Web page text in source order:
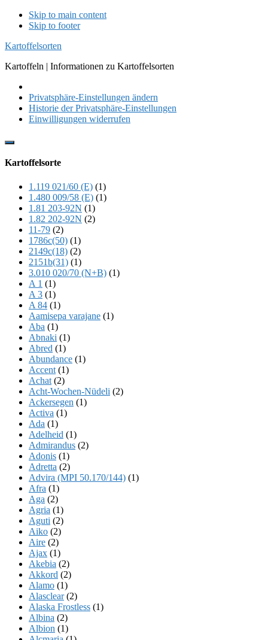
Skip to main content
Skip to footer
Kartoffelsorten
Kartoffeln | Informationen zu Kartoffelsorten
Privatsphäre-Einstellungen ändern
Historie der Privatsphäre-Einstellungen
Einwilligungen widerrufen
Show
Content
Kartoffelsorte
1.119 021/60 (E) (1)
1.480 009/58 (E) (1)
1.81 203-92N (1)
1.82 202-92N (2)
11-79 (2)
1786c(50) (1)
2149c(18) (2)
2151b(31) (1)
3.010 020/70 (N+B) (1)
A 1 (1)
A 3 (1)
A 84 (1)
Aamisepa varajane (1)
Aba (1)
Abnaki (1)
Abred (1)
Abundance (1)
Accent (1)
Achat (2)
Acht-Wochen-Nüdeli (2)
Ackersegen (1)
Activa (1)
Ada (1)
Adelheid (1)
Admirandus (2)
Adonis (1)
Adretta (2)
Advira (MPI 50.170/144) (1)
Afra (1)
Aga (2)
Agria (1)
Aguti (2)
Aiko (2)
Aire (2)
Ajax (1)
Akebia (2)
Akkord (2)
Alamo (1)
Alasclear(2)
Alaska Frostless (1)
Albina (2)
Albion (1)